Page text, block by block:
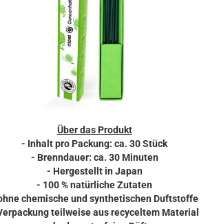
Über das Produkt
- Inhalt pro Packung: ca. 30 Stück
- Brenndauer: ca. 30 Minuten
- Hergestellt in Japan
- 100 % natürliche Zutaten
chemische und synthetischen Duftstoffe
teilweise aus recyceltem Material